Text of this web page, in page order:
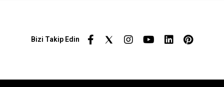
Bizi Takip Edin